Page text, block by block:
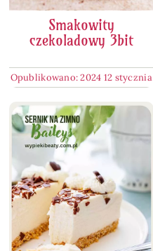
Smakowity
czekoladowy 3bit
Opublikowano: 2024 12 stycznia